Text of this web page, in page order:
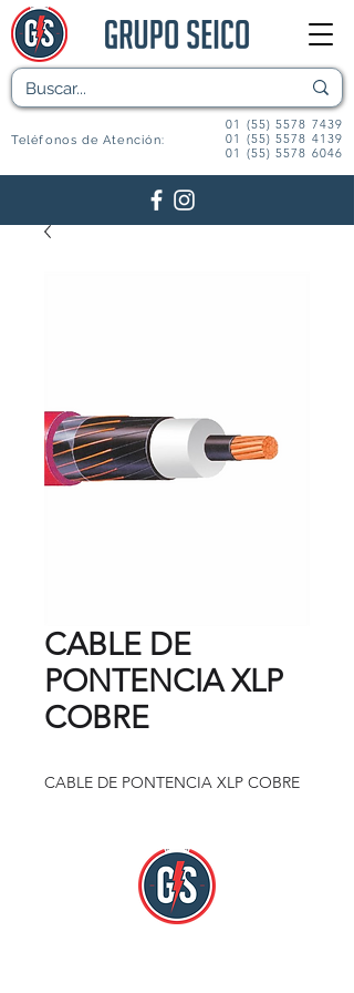
Teléfonos de Atención:
01 (55) 5578 7439
01 (55) 5578 4139
01 (55) 5578 6046
CABLE DE
PONTENCIA XLP
COBRE
CABLE DE PONTENCIA XLP COBRE